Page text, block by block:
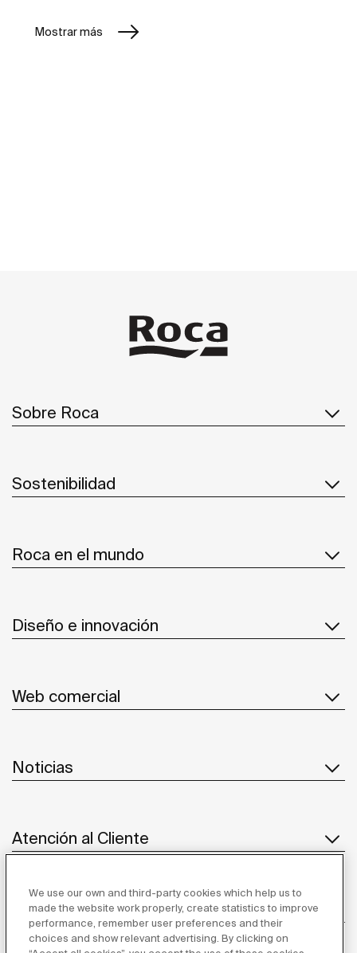
Mostrar más
Sobre Roca
Sostenibilidad
Roca en el mundo
Diseño e innovación
Web comercial
Noticias
Atención al Cliente
Proveedores
Síguenos
We use our own and third-party cookies which help us to
made the website work properly, create statistics to improve
performance, remember user preferences and their
choices and show relevant advertising. By clicking on